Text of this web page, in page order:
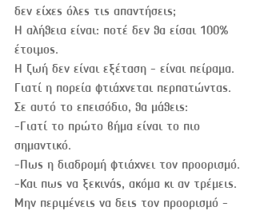
δεν είχες όλες τις απαντήσεις;
Η αλήθεια είναι: ποτέ δεν θα είσαι 100%
έτοιμος.
Η ζωή δεν είναι εξέταση - είναι πείραμα.
Γιατί η πορεία φτιάχνεται περπατώντας.
Σε αυτό το επεισόδιο, θα μάθεις:
-Γιατί το πρώτο βήμα είναι το πιο
σημαντικό.
-Πως η διαδρομή φτιάχνει τον προορισμό.
-Και πως να ξεκινάς, ακόμα κι αν τρέμεις.
Μην περιμένεις να δεις τον προορισμό -